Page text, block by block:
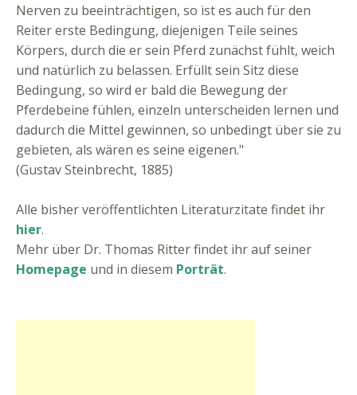
Nerven zu beeinträchtigen, so ist es auch für den
Reiter erste Bedingung, diejenigen Teile seines
Körpers, durch die er sein Pferd zunächst fühlt, weich
und natürlich zu belassen. Erfüllt sein Sitz diese
Bedingung, so wird er bald die Bewegung der
Pferdebeine fühlen, einzeln unterscheiden lernen und
dadurch die Mittel gewinnen, so unbedingt über sie zu
gebieten, als wären es seine eigenen."
(Gustav Steinbrecht, 1885)
Alle bisher veröffentlichten Literaturzitate findet ihr
hier.
Mehr über Dr. Thomas Ritter findet ihr auf seiner
Homepage und in diesem Porträt.